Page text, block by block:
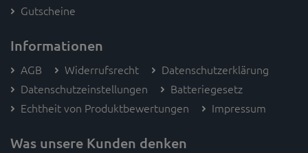
Gutscheine
Informationen
AGB Widerrufsrecht
Datenschutzerklärung
Datenschutzeinstellungen
Batteriegesetz
Echtheit von Produktbewertungen
Impressum
Was unsere Kunden denken